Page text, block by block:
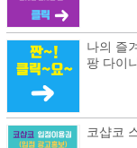
나의 즐
팡 다이
코샵코